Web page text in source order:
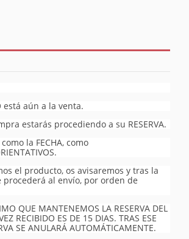
está aún a la venta.
estarás procediendo a su RESERVA.
la FECHA, como
el producto, os avisaremos y tras la
procederá al envío, por orden de
QUE MANTENEMOS LA RESERVA DEL
RECIBIDO ES DE 15 DIAS. TRAS ESE
SE ANULARÁ AUTOMÁTICAMENTE.